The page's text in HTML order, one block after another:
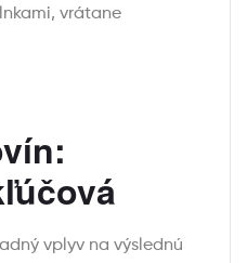
vrátane
vplyv na výslednú